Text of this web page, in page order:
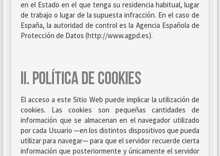
en el Estado en el que tenga su residencia habitual, lugar
de trabajo o lugar de la supuesta infracción. En el caso de
España, la autoridad de control es la Agencia Española de
Protección de Datos (http://www.agpd.es).
II. POLÍTICA DE COOKIES
El acceso a este Sitio Web puede implicar la utilización de
cookies. Las cookies son pequeñas cantidades de
información que se almacenan en el navegador utilizado
por cada Usuario —en los distintos dispositivos que pueda
utilizar para navegar— para que el servidor recuerde cierta
información que posteriormente y únicamente el servidor